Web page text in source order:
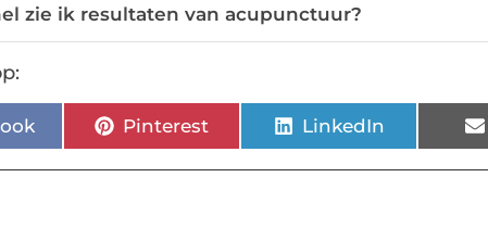
zie ik resultaten van acupunctuur?
Pinterest LinkedIn